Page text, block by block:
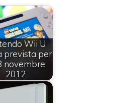
Wii U
prevista per
novembre
2012